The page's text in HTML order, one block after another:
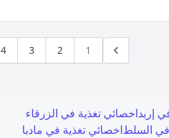
1
2
3
4
إربداخصائي تغذية في الزرقاء
السلطاخصائي تغذية في مادبا